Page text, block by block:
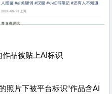
品被贴上AI标识
照片下被平台标识“作品含AI